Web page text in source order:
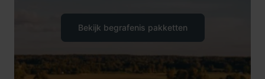
Bekijk begrafenis pakketten